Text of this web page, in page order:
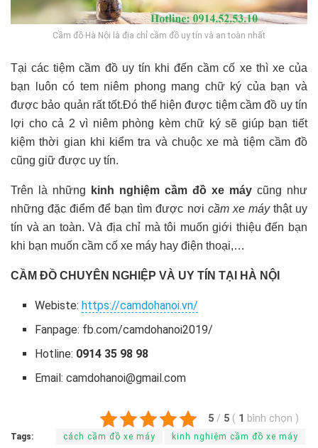
Cầm đồ Hà Nội là địa chỉ cầm đồ uy tín và an toàn nhất
Tại các tiệm cầm đồ uy tín khi đến cầm cố xe thì xe của
bạn luôn có tem niêm phong mang chữ ký của bạn và
được bảo quản rất tốt.Đó thể hiện được tiệm cầm đồ uy tín
lợi cho cả 2 vì niêm phòng kèm chữ ký sẽ giúp bạn tiết
kiệm thời gian khi kiểm tra và chuộc xe mà tiệm cầm đồ
cũng giữ được uy tín.
Trên là những kinh nghiệm cầm đồ xe máy cũng như
những đặc điểm để bạn tìm được nơi cầm xe máythật uy
tín và an toàn. Và địa chỉ mà tôi muốn giới thiệu đến bạn
khi bạn muốn cầm cố xe máy hay điện thoại,…
CẦM ĐỒ CHUYÊN NGHIỆP VÀ UY TÍN TẠI HÀ NỘI
Webiste:https://camdohanoi.vn/
Fanpage: fb.com/camdohanoi2019/
Hotline: 0914 35 98 98
Email:camdohanoi@gmail.com
5 / 5 ( 1 bình chọn )
Tags: cách cầm đồ xe máy kinh nghiệm cầm đồ xe máy